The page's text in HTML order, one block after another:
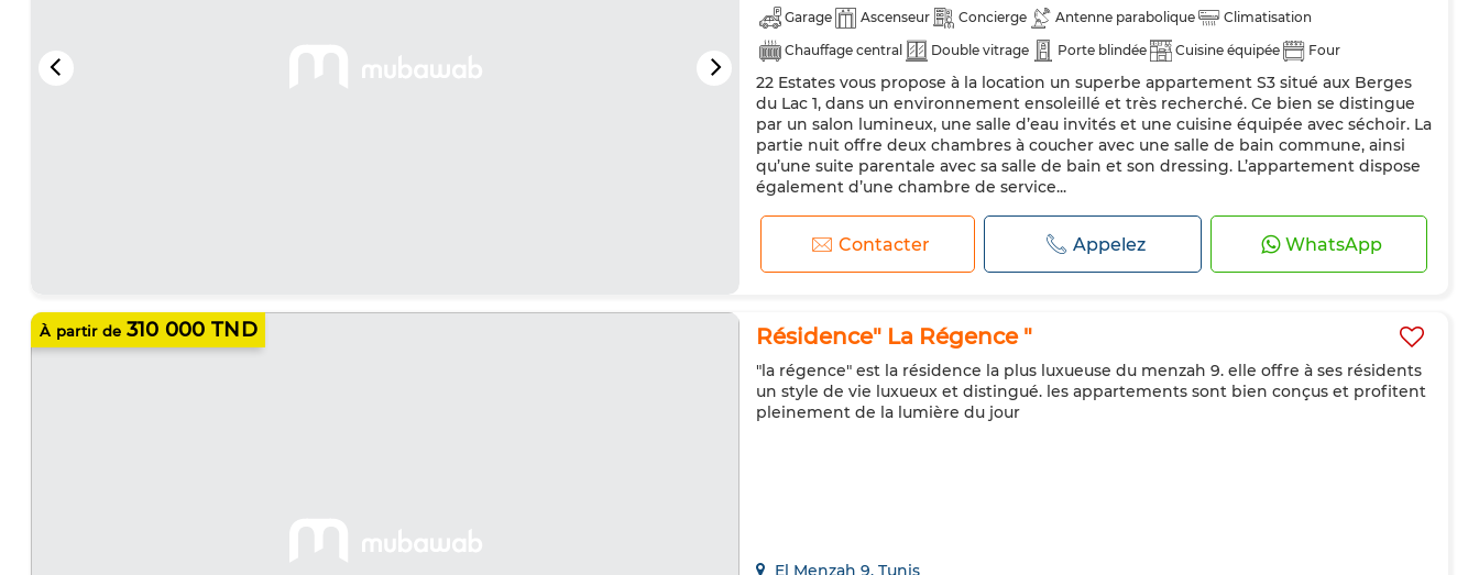
Garage Ascenseur Concierge Antenne parabolique
Climatisation
Chauffage central
Double vitrage Porte blindée Cuisine équipée
Four
Animaux domestiques autorisés
22 Estates vous propose à la location un superbe appartement S3 situé aux Berges
du Lac 1, dans un environnement ensoleillé et très recherché. Ce bien se distingue
par un salon lumineux, une salle d’eau invités et une cuisine équipée avec séchoir. La
partie nuit offre deux chambres à coucher avec une salle de bain commune, ainsi
qu’une suite parentale avec sa salle de bain et son dressing. L’appartement dispose
également d’une chambre de service...
Contacter Appelez WhatsApp
À partir de 310 000 TND Résidence" La Régence "
"la régence" est la résidence la plus luxueuse du menzah 9. elle offre à ses résidents
un style de vie luxueux et distingué. les appartements sont bien conçus et profitent
pleinement de la lumière du jour
El Menzah 9, Tunis